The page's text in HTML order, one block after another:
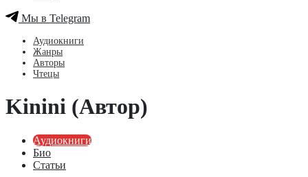
Мы в Telegram
Аудиокниги
Жанры
Авторы
Чтецы
Kinini (Автор)
Аудиокниги
Био
Статьи